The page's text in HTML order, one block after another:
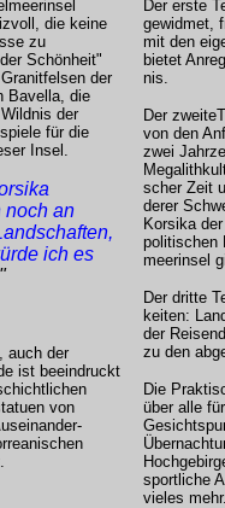
die keine
zu
Schönheit"
der
Bavella, die
der
für die
Insel.
noch an
ich es
"
auch der
ist beeindruckt
von
Der erste
gewidmet,
mit den
bietet
nis.
Der
von den
zwei
scher Zeit
derer
Korsika
politischen
meerinsel
Der dritte
keiten:
der
zu den
Die
über alle
sportliche
vieles